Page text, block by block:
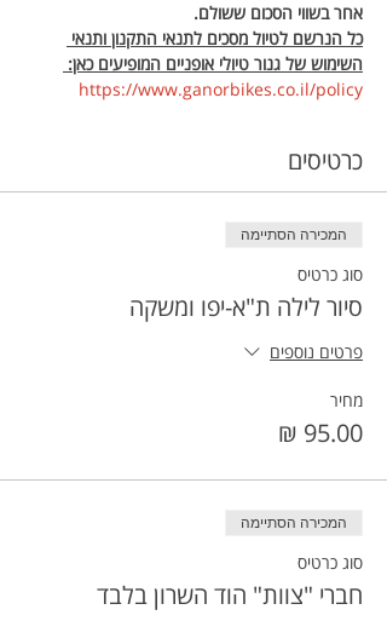
אחר בשווי הסכום ששולם.
כל הנרשם לטיול מסכים לתנאי התקנון ותנאי
השימוש של גנור טיולי אופניים המופיעים כאן:
https://www.ganorbikes.co.il/policy
כרטיסים
המכירה הסתיימה
סוג כרטיס
סיור לילה ת"א-יפו ומשקה
פרטים נוספים
מחיר
המכירה הסתיימה
סוג כרטיס
חברי "צוות" הוד השרון בלבד